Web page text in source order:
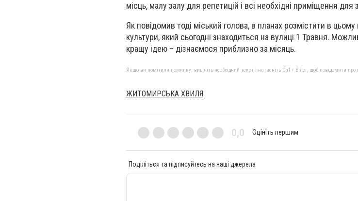
місць, малу залу для репетицій і всі необхідні приміщення для
Як повідомив тоді міський голова, в планах розмістити в
культури, який сьогодні знаходиться на вулиці 1 Травня.
кращу ідею – дізнаємося приблизно за місяць.
Якщо ви помітили помилку, виділіть необхідний текст і натисніть Ctrl + Enter, щоб повідомити про
ЖИТОМИРСЬКА ХВИЛЯ
0,0 Оцініть першим
Поділіться та підписуйтесь на наші джерела